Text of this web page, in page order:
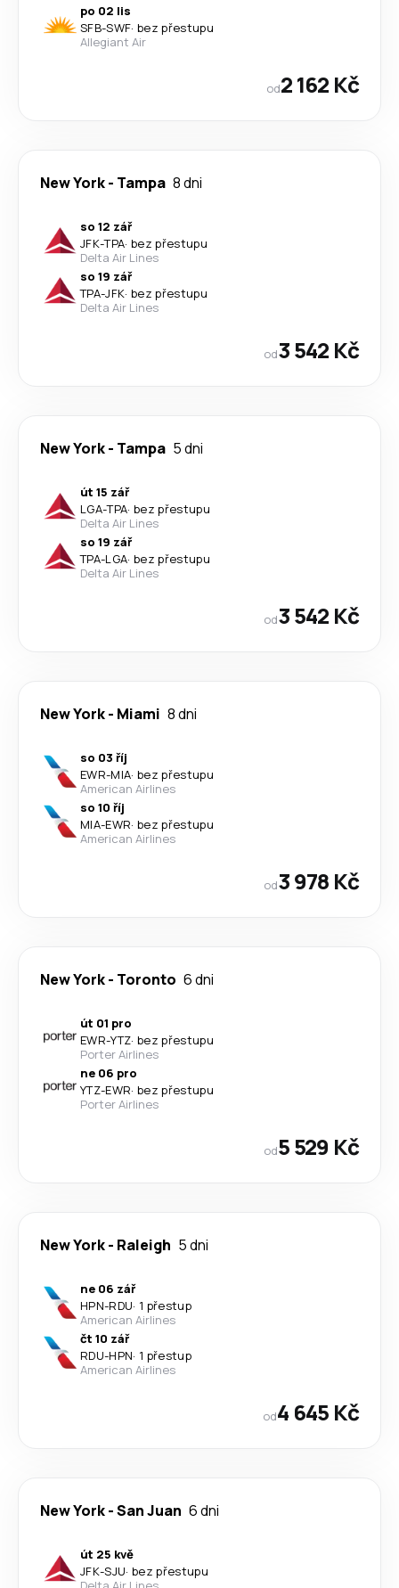
po 02 lis
SFB-SWF· bez přestupu
Allegiant Air
od2 162 Kč
New York- Tampa 8 dni
so 12 zář
JFK-TPA· bez přestupu
Delta Air Lines
so 19 zář
TPA-JFK· bez přestupu
Delta Air Lines
od3 542 Kč
New York- Tampa 5 dni
út 15 zář
LGA-TPA· bez přestupu
Delta Air Lines
so 19 zář
TPA-LGA· bez přestupu
Delta Air Lines
od3 542 Kč
New York- Miami 8 dni
so 03 říj
EWR-MIA· bez přestupu
American Airlines
so 10 říj
MIA-EWR· bez přestupu
American Airlines
od3 978 Kč
New York- Toronto 6 dni
út 01 pro
EWR-YTZ· bez přestupu
Porter Airlines
ne 06 pro
YTZ-EWR· bez přestupu
Porter Airlines
od5 529 Kč
New York- Raleigh 5 dni
ne 06 zář
HPN-RDU· 1 přestup
American Airlines
čt 10 zář
RDU-HPN· 1 přestup
American Airlines
od4 645 Kč
New York-San Juan 6 dni
út 25 kvě
JFK-SJU· bez přestupu